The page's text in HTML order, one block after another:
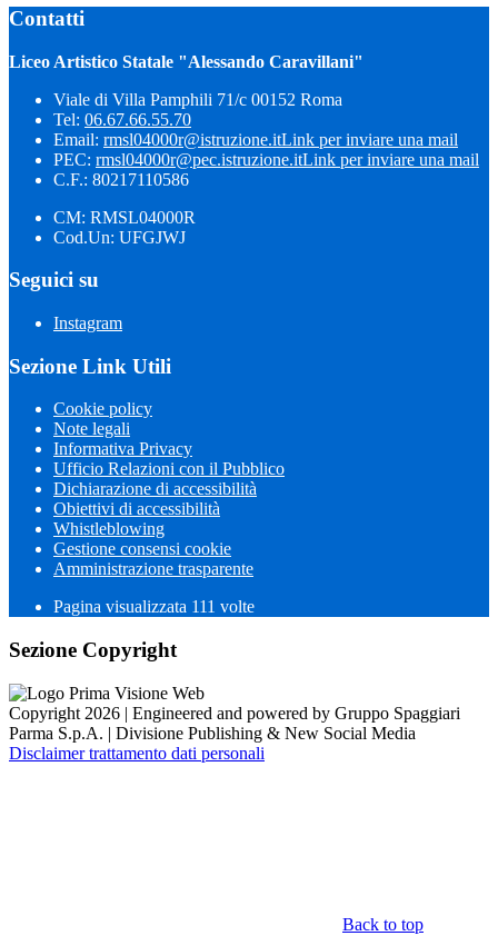
Contatti
Liceo Artistico Statale "Alessando Caravillani"
Viale di Villa Pamphili 71/c 00152 Roma
Tel: 06.67.66.55.70
Email: rmsl04000r@istruzione.itLink per inviare una mail
PEC: rmsl04000r@pec.istruzione.itLink per inviare una mail
C.F.: 80217110586
CM: RMSL04000R
Cod.Un: UFGJWJ
Seguici su
Instagram
Sezione Link Utili
Cookie policy
Note legali
Informativa Privacy
Ufficio Relazioni con il Pubblico
Dichiarazione di accessibilità
Obiettivi di accessibilità
Whistleblowing
Gestione consensi cookie
Amministrazione trasparente
Pagina visualizzata 111 volte
Sezione Copyright
Copyright 2026 | Engineered and powered by Gruppo Spaggiari
Parma S.p.A. | Divisione Publishing & New Social Media
Disclaimer trattamento dati personali
Back to top